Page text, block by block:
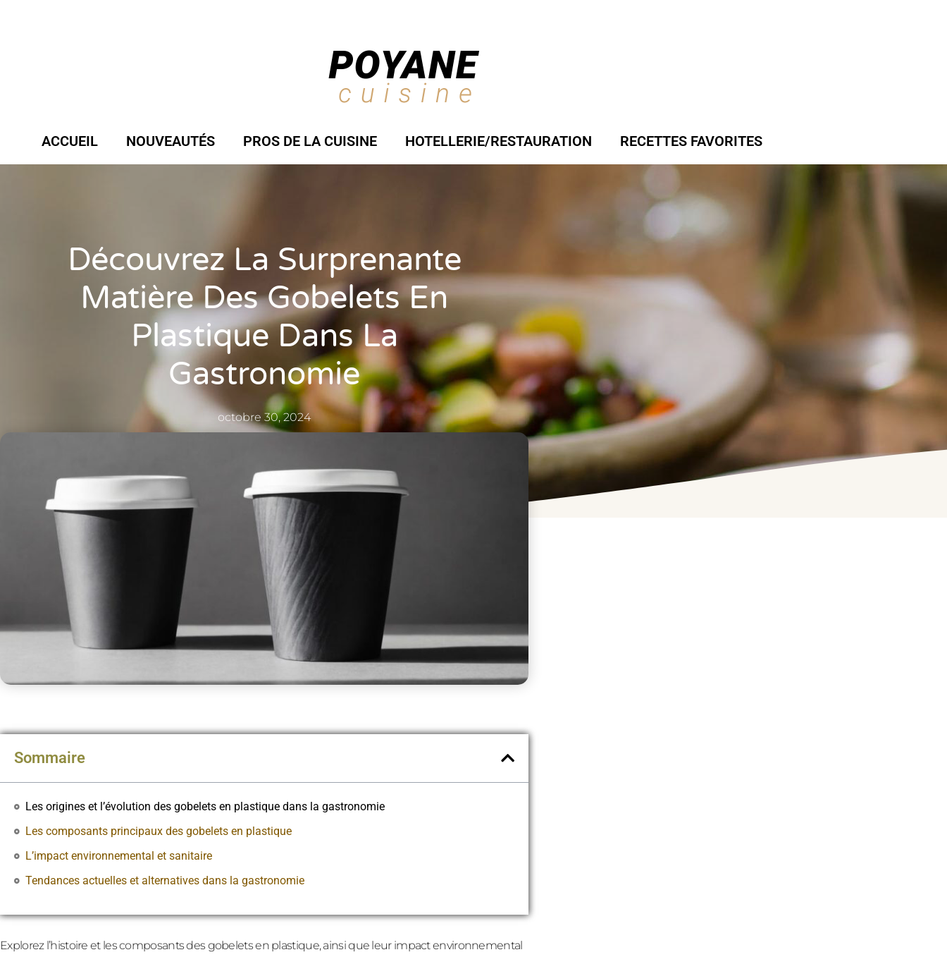
ACCUEIL NOUVEAUTÉS PROS DE LA CUISINE HOTELLERIE/RESTAURATION RECETTES FAVORITES
Découvrez La Surprenante
Matière Des Gobelets En
Plastique Dans La
Gastronomie
octobre 30, 2024
Sommaire
Les origines et l’évolution des gobelets en plastique dans la gastronomie
Les composants principaux des gobelets en plastique
L’impact environnemental et sanitaire
Tendances actuelles et alternatives dans la gastronomie
Explorez l’histoire et les composants des gobelets en plastique, ainsi que leur impact environnemental